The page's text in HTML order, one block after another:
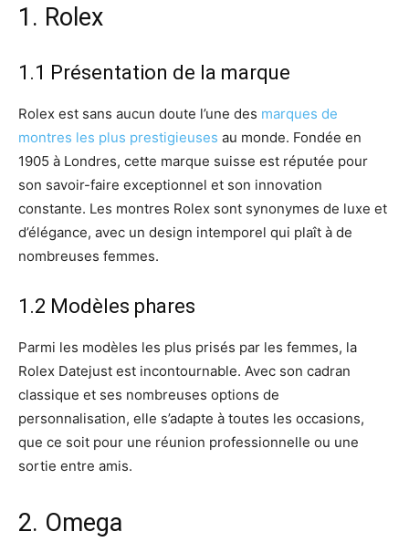
1. Rolex
1.1 Présentation de la marque
Rolex est sans aucun doute l’une des marques de
montres les plus prestigieuses au monde. Fondée en
1905 à Londres, cette marque suisse est réputée pour
son savoir-faire exceptionnel et son innovation
constante. Les montres Rolex sont synonymes de luxe et
d’élégance, avec un design intemporel qui plaît à de
nombreuses femmes.
1.2 Modèles phares
Parmi les modèles les plus prisés par les femmes, la
Rolex Datejust est incontournable. Avec son cadran
classique et ses nombreuses options de
personnalisation, elle s’adapte à toutes les occasions,
que ce soit pour une réunion professionnelle ou une
sortie entre amis.
2. Omega